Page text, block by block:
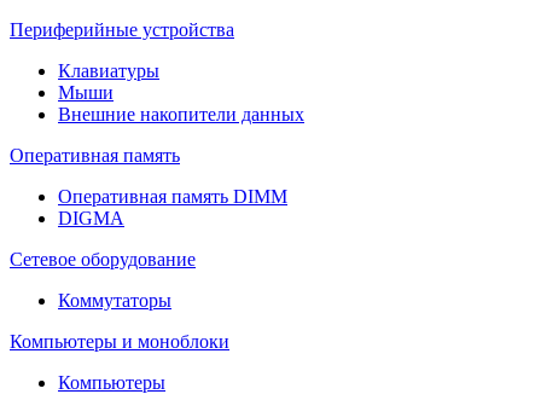
Периферийные устройства
Клавиатуры
Мыши
Внешние накопители данных
Оперативная память
Оперативная память DIMM
DIGMA
Сетевое оборудование
Коммутаторы
Компьютеры и моноблоки
Компьютеры